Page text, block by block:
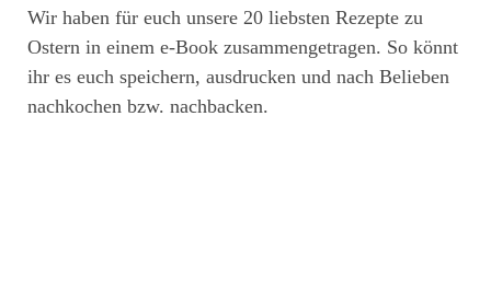
Wir haben für euch unsere 20 liebsten Rezepte zu
Ostern in einem e-Book zusammengetragen. So könnt
ihr es euch speichern, ausdrucken und nach Belieben
nachkochen bzw. nachbacken.